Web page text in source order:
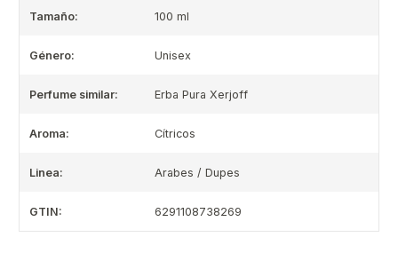
Tamaño: 100 ml
Género: Unisex
Perfume similar: Erba Pura Xerjoff
Aroma: Cítricos
Linea: Arabes / Dupes
GTIN: 6291108738269